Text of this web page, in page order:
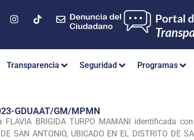
Transparencia Seguridad Programas
GDUAAT/GM/MPMN
FLAVIA BRIGIDA TURPO MAMANI identificada
SAN ANTONIO, UBICADO EN EL DISTRITO DE